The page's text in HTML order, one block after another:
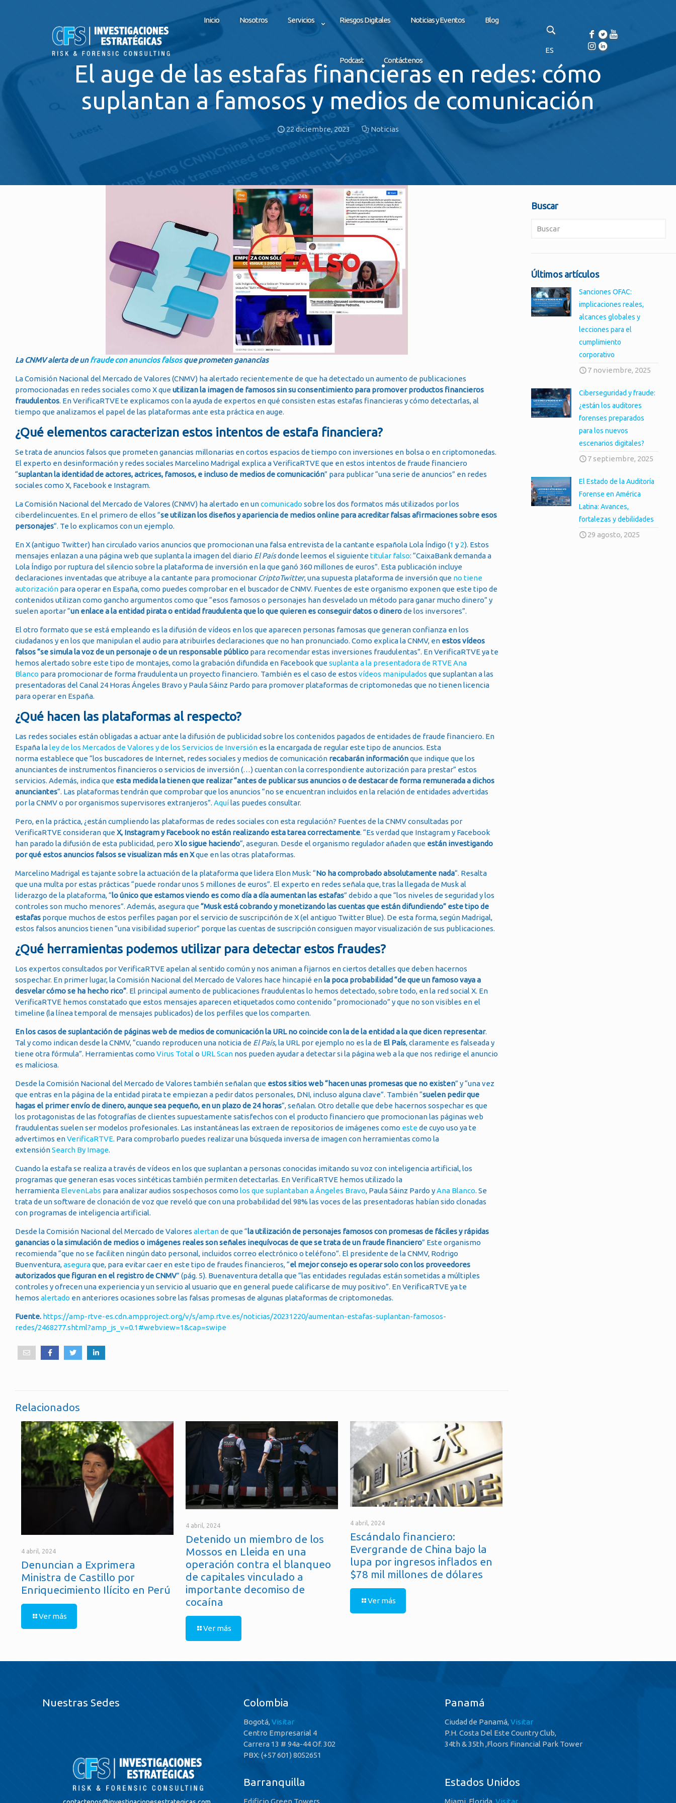
Inicio Nosotros Servicios Riesgos Digitales Noticias y Eventos Blog
Podcast Contáctenos
ES
El auge de las estafas financieras en redes: cómo
suplantan a famosos y medios de comunicación
22 diciembre, 2023 Noticias
La CNMV alerta de unfraude con anuncios falsosque prometen ganancias
La Comisión Nacional del Mercado de Valores (CNMV) ha alertado recientemente de que ha detectado un aumento de publicaciones
promocionadas en redes sociales como X queutilizan la imagen de famosos sin su consentimiento para promover productos financieros
fraudulentos. En VerificaRTVE te explicamos con la ayuda de expertos en qué consisten estas estafas financieras y cómo detectarlas, al
tiempo que analizamos el papel de las plataformas ante esta práctica en auge.
¿Qué elementos caracterizan estos intentos de estafa financiera?
Se trata de anuncios falsos que prometen ganancias millonarias en cortos espacios de tiempo con inversiones en bolsa o en criptomonedas.
El experto en desinformación y redes sociales Marcelino Madrigal explica a VerificaRTVE que en estos intentos de fraude financiero
“suplantan la identidad de actores, actrices, famosos, e incluso de medios de comunicación” para publicar “una serie de anuncios” en redes
sociales como X, Facebook e Instagram.
La Comisión Nacional del Mercado de Valores (CNMV) ha alertado en uncomunicado sobre los dos formatos más utilizados por los
ciberdelincuentes. En el primero de ellos “se utilizan los diseños y apariencia de medios online para acreditar falsas afirmaciones sobre esos
personajes“. Te lo explicamos con un ejemplo.
En X (antiguo Twitter) han circulado varios anuncios que promocionan una falsa entrevista de la cantante española Lola Índigo (1 y 2). Estos
mensajes enlazan a una página web que suplanta la imagen del diario El Paísdonde leemos el siguientetitular falso: “CaixaBank demanda a
Lola Índigo por ruptura del silencio sobre la plataforma de inversión en la que ganó 360 millones de euros”. Esta publicación incluye
declaraciones inventadas que atribuye a la cantante para promocionar CriptoTwitter, una supuesta plataforma de inversión que no tiene
autorización para operar en España, como puedes comprobar en el buscador de CNMV. Fuentes de este organismo exponen que este tipo de
contenidos utilizan como gancho argumentos como que “esos famosos o personajes han desvelado un método para ganar mucho dinero” y
suelen aportar “un enlace a la entidad pirata o entidad fraudulenta que lo que quieren es conseguir datoso dinerode los inversores”.
El otro formato que se está empleando es la difusión de vídeos en los que aparecen personas famosas que generan confianza en los
ciudadanos y en los que manipulan el audio para atribuirles declaraciones que no han pronunciado. Como explica la CNMV, en estos vídeos
falsos “se simula la voz de un personaje o de un responsable público para recomendar estas inversiones fraudulentas”. En VerificaRTVE ya te
hemos alertado sobre este tipo de montajes, como la grabación difundida en Facebook quesuplanta a la presentadora de RTVE Ana
Blanco para promocionar de forma fraudulenta un proyecto financiero. También es el caso de estos vídeos manipulados que suplantan a las
presentadoras del Canal 24 Horas Ángeles Bravo y Paula Sáinz Pardo para promover plataformas de criptomonedas que no tienen licencia
para operar en España.
¿Qué hacen las plataformas al respecto?
Las redes sociales están obligadas a actuar ante la difusión de publicidad sobre los contenidos pagados de entidades de fraude financiero. En
España laley de los Mercados de Valores y de los Servicios de Inversión es la encargada de regular este tipo de anuncios. Esta
norma establece que “los buscadores de Internet, redes sociales y medios de comunicación recabarán informaciónque indique que los
anunciantes de instrumentos financieros o servicios de inversión (…) cuentan con la correspondiente autorización para prestar” estos
servicios. Además, indica que esta medida la tienen que realizar “antes de publicar sus anuncios o de destacar de forma remunerada a dichos
anunciantes“. Las plataformas tendrán que comprobar que los anuncios “no se encuentran incluidos en la relación de entidades advertidas
por la CNMV o por organismos supervisores extranjeros”. Aquílas puedes consultar.
Pero, en la práctica, ¿están cumpliendo las plataformas de redes sociales con esta regulación? Fuentes de la CNMV consultadas por
VerificaRTVE consideran queX, Instagram y Facebook no están realizando esta tarea correctamente. “Es verdad que Instagram y Facebook
han parado la difusión de esta publicidad, pero X lo sigue haciendo“, aseguran. Desde el organismo regulador añaden que están investigando
por qué estos anuncios falsos se visualizan más en Xque en las otras plataformas.
Marcelino Madrigal es tajante sobre la actuación de la plataforma que lidera Elon Musk: “No ha comprobado absolutamente nada“. Resalta
que una multa por estas prácticas “puede rondar unos 5 millones de euros”. El experto en redes señala que, tras la llegada de Musk al
liderazgo de la plataforma, “lo único que estamos viendo es como día a día aumentan las estafas” debido a que “los niveles de seguridad y los
controles son mucho menores”. Además, asegura que“Musk está cobrando y monetizando las cuentas que están difundiendo” este tipo de
estafas porque muchos de estos perfiles pagan por el servicio de suscripciñón de X (el antiguo Twitter Blue). De esta forma, según Madrigal,
estos falsos anuncios tienen “una visibilidad superior” porque las cuentas de suscripción consiguen mayor visualización de sus publicaciones.
¿Qué herramientas podemos utilizar para detectar estos fraudes?
Los expertos consultados por VerificaRTVE apelan al sentido común y nos animan a fijarnos en ciertos detalles que deben hacernos
sospechar. En primer lugar, la Comisión Nacional del Mercado de Valores hace hincapié enla poca probabilidad “de que un famoso vaya a
desvelar cómo se ha hecho rico”. El principal aumento de publicaciones fraudulentas lo hemos detectado, sobre todo, en la red social X. En
VerificaRTVE hemos constatado que estos mensajes aparecen etiquetados como contenido “promocionado” y que no son visibles en el
timeline (la línea temporal de mensajes publicados) de los perfiles que los comparten.
En los casos de suplantación de páginas web de medios de comunicación la URL no coincide con la de la entidad a la que dicen representar.
Tal y como indican desde la CNMV, “cuando reproducen una noticia de El País, la URL por ejemplo no es la de El País, claramente es falseada y
tiene otra fórmula”. Herramientas como Virus Total o URL Scan nos pueden ayudar a detectar si la página web a la que nos redirige el anuncio
es maliciosa.
Desde la Comisión Nacional del Mercado de Valores también señalan que estos sitios web “hacen unas promesas que no existen” y “una vez
que entras en la página de la entidad pirata te empiezan a pedir datos personales, DNI, incluso alguna clave”. También “suelen pedir que
hagas el primer envío de dinero, aunque sea pequeño, en un plazo de 24 horas“, señalan. Otro detalle que debe hacernos sospechar es que
los protagonistas de las fotografías de clientes supuestamente satisfechos con el producto financiero que promocionan las páginas web
fraudulentas suelen ser modelos profesionales. Las instantáneas las extraen de repositorios de imágenes como estede cuyo uso ya te
advertimos enVerificaRTVE. Para comprobarlo puedes realizar una búsqueda inversa de imagen con herramientas como la
extensiónSearch By Image.
Cuando la estafa se realiza a través de vídeos en los que suplantan a personas conocidas imitando su voz con inteligencia artificial, los
programas que generan esas voces sintéticas también permiten detectarlas. En VerificaRTVE hemos utilizado la
herramienta ElevenLabs para analizar audios sospechosos como los que suplantaban a Ángeles Bravo, Paula Sáinz Pardo yAna Blanco. Se
trata de un software de clonación de voz que reveló que con una probabilidad del 98% las voces de las presentadoras habían sido clonadas
con programas de inteligencia artificial.
Desde la Comisión Nacional del Mercado de Valores alertande que “la utilización de personajes famosos con promesas de fáciles y rápidas
ganancias o la simulación de medios o imágenes reales son señales inequívocas de que se trata de un fraude financiero” Este organismo
recomienda “que no se faciliten ningún dato personal, incluidos correo electrónico o teléfono”. El presidente de la CNMV, Rodrigo
Buenventura,aseguraque, para evitar caer en este tipo de fraudes financieros, “el mejor consejo es operar solo con los proveedores
autorizados que figuran en el registro de CNMV” (pág. 5). Buenaventura detalla que “las entidades reguladas están sometidas a múltiples
controles y ofrecen una experiencia y un servicio al usuario que en general puede calificarse de muy positivo”. En VerificaRTVE ya te
hemos alertado en anteriores ocasiones sobre las falsas promesas de algunas plataformas de criptomonedas.
Fuente. https://amp-rtve-es.cdn.ampproject.org/v/s/amp.rtve.es/noticias/20231220/aumentan-estafas-suplantan-famosos-
redes/2468277.shtml?amp_js_v=0.1#webview=1&cap=swipe
Relacionados
4 abril, 2024
Denuncian a Exprimera
Ministra de Castillo por
Enriquecimiento Ilícito en Perú
Ver más
4 abril, 2024
Detenido un miembro de los
Mossos en Lleida en una
operación contra el blanqueo
de capitales vinculado a
importante decomiso de
cocaína
Ver más
4 abril, 2024
Escándalo financiero:
Evergrande de China bajo la
lupa por ingresos inflados en
$78 mil millones de dólares
Ver más
Buscar
Últimos artículos
Sanciones OFAC:
implicaciones reales,
alcances globales y
lecciones para el
cumplimiento
corporativo
7 noviembre, 2025
Ciberseguridad y fraude:
¿están los auditores
forenses preparados
para los nuevos
escenarios digitales?
7 septiembre, 2025
El Estado de la Auditoría
Forense en América
Latina: Avances,
fortalezas y debilidades
29 agosto, 2025
Nuestras Sedes Colombia
Bogotá,Visitar
Centro Empresarial 4
Carrera 13 # 94a-44 Of. 302
PBX: (+57 601) 8052651
Barranquilla
Edificio Green Towers
Panamá
Ciudad de Panamá,Visitar
P.H. Costa Del Este Country Club,
34th & 35th ,Floors Financial Park Tower
Estados Unidos
Miami, Florida, Visitar